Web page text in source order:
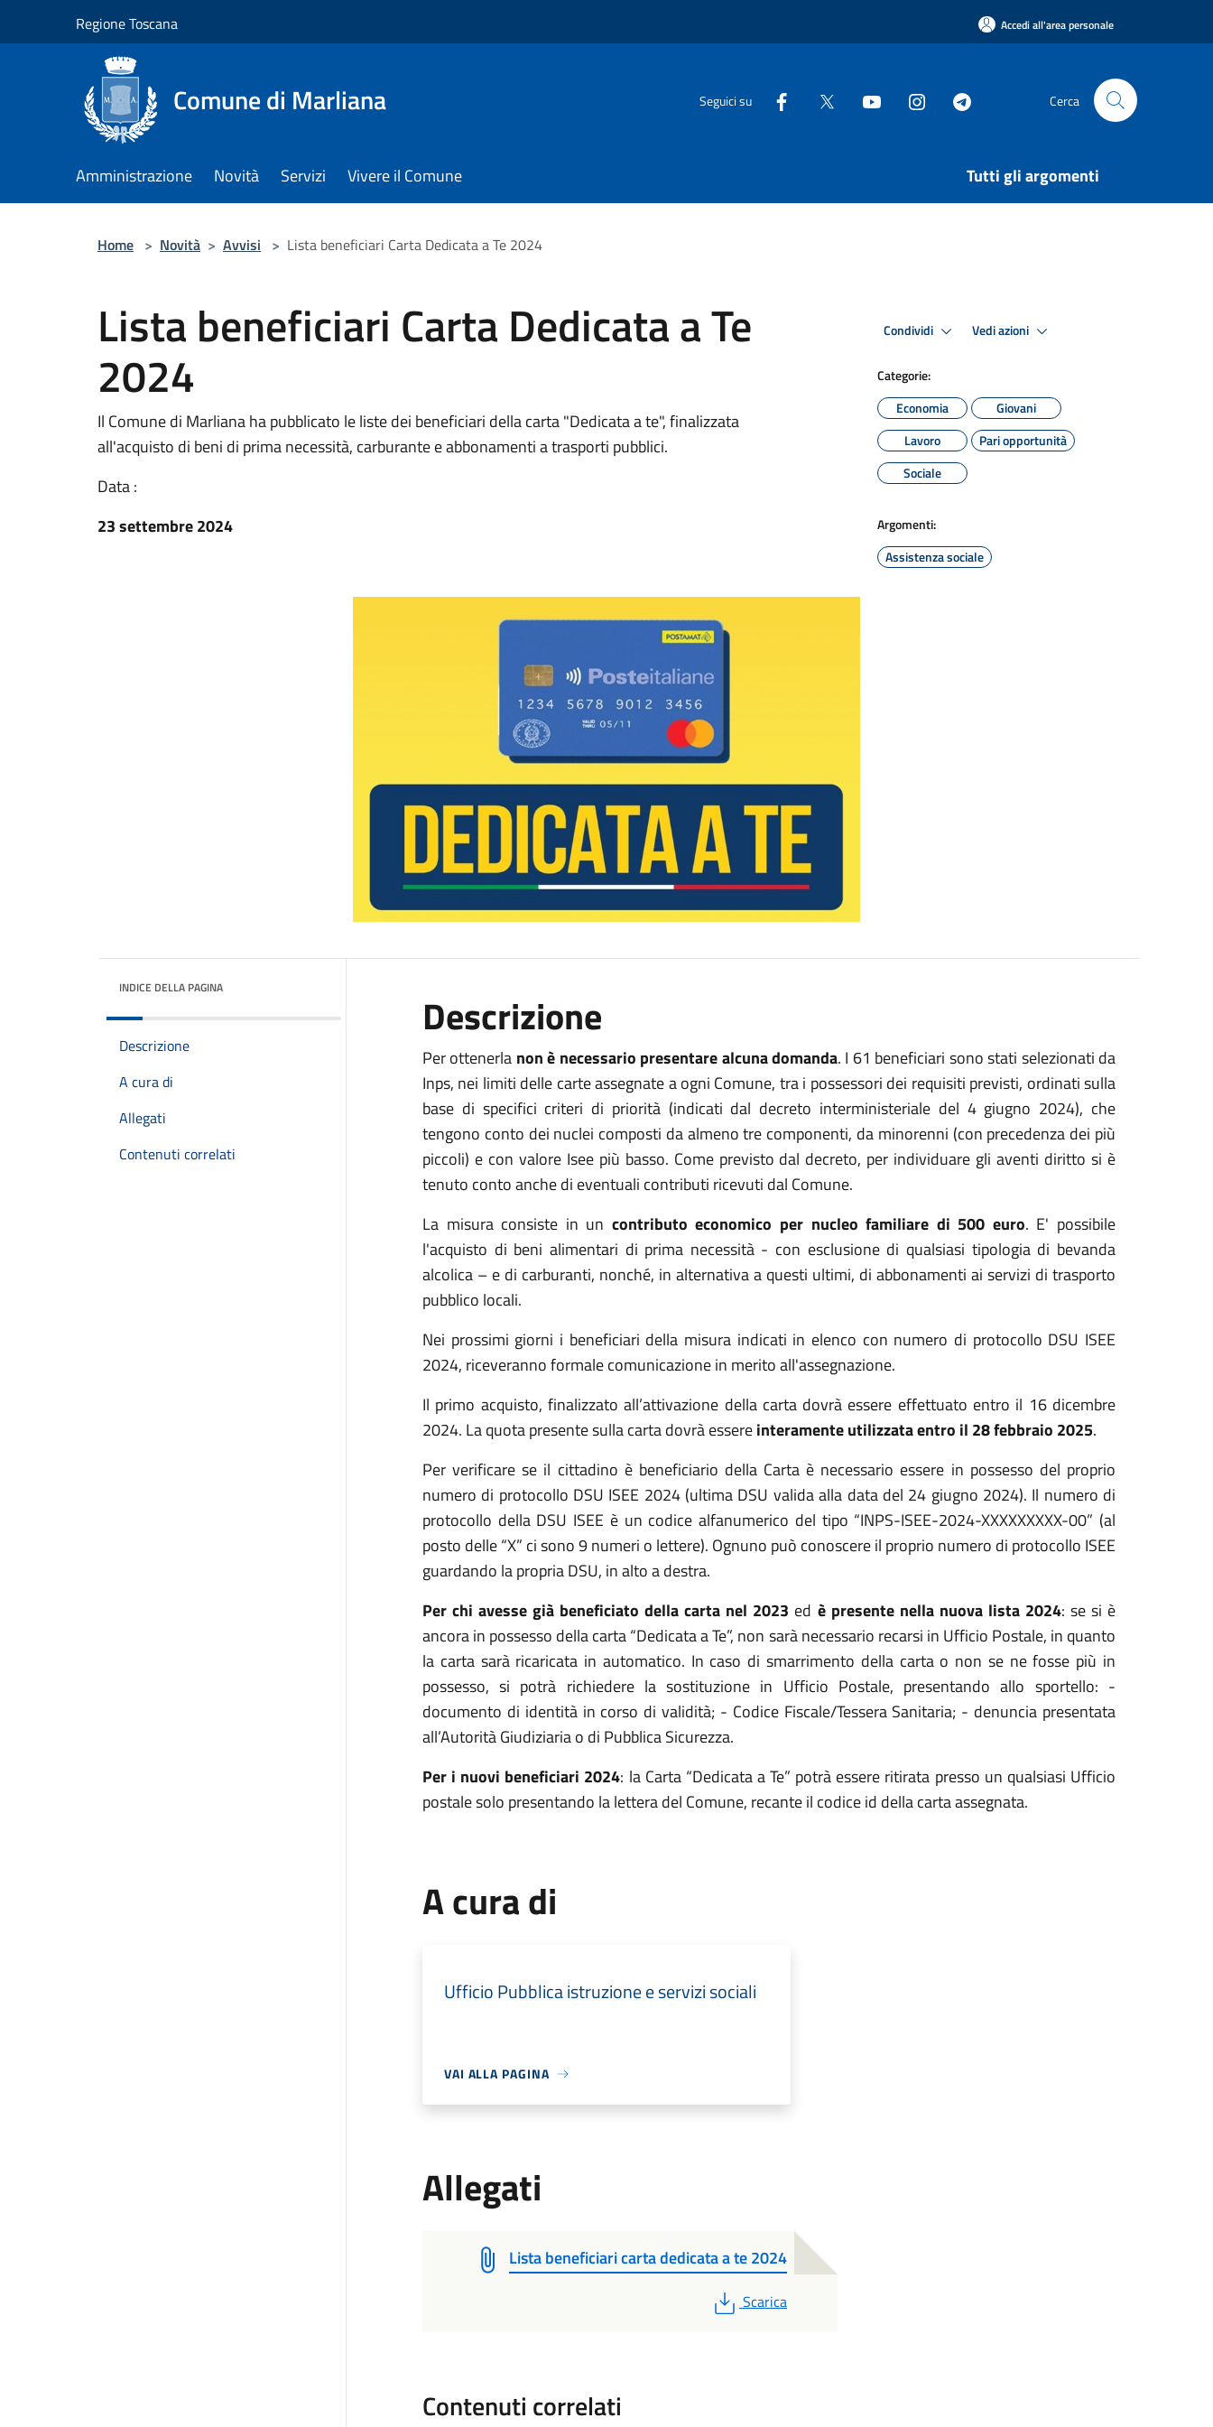
Regione Toscana Accedi all'area personale
Comune di Marliana Seguici su Cerca
Amministrazione Novità Servizi Vivere il Comune Tutti gli argomenti
Home > Novità > Avvisi > Lista beneficiari Carta Dedicata a Te 2024
Lista beneficiari Carta Dedicata a Te
2024
Il Comune di Marliana ha pubblicato le liste dei beneficiari della carta "Dedicata a te", finalizzata
all'acquisto di beni di prima necessità, carburante e abbonamenti a trasporti pubblici.
Data :
23 settembre 2024
Condividi Vedi azioni
Categorie:
Economia
Giovani
Lavoro
Pari opportunità
Sociale
Argomenti:
Assistenza sociale
INDICE DELLA PAGINA
Descrizione
A cura di
Allegati
Contenuti correlati
Descrizione
Per ottenerla non è necessario presentare alcuna domanda. I 61 beneficiari sono stati selezionati da
Inps, nei limiti delle carte assegnate a ogni Comune, tra i possessori dei requisiti previsti, ordinati sulla
base di specifici criteri di priorità (indicati dal decreto interministeriale del 4 giugno 2024), che
tengono conto dei nuclei composti da almeno tre componenti, da minorenni (con precedenza dei più
piccoli) e con valore Isee più basso. Come previsto dal decreto, per individuare gli aventi diritto si è
tenuto conto anche di eventuali contributi ricevuti dal Comune.
La misura consiste in un contributo economico per nucleo familiare di 500 euro. E' possibile
l'acquisto di beni alimentari di prima necessità - con esclusione di qualsiasi tipologia di bevanda
alcolica – e di carburanti, nonché, in alternativa a questi ultimi, di abbonamenti ai servizi di trasporto
pubblico locali.
Nei prossimi giorni i beneficiari della misura indicati in elenco con numero di protocollo DSU ISEE
2024, riceveranno formale comunicazione in merito all'assegnazione.
Il primo acquisto, finalizzato all’attivazione della carta dovrà essere effettuato entro il 16 dicembre
2024. La quota presente sulla carta dovrà essereinteramente utilizzata entro il 28 febbraio 2025.
Per verificare se il cittadino è beneficiario della Carta è necessario essere in possesso del proprio
numero di protocollo DSU ISEE 2024 (ultima DSU valida alla data del 24 giugno 2024). Il numero di
protocollo della DSU ISEE è un codice alfanumerico del tipo “INPS-ISEE-2024-XXXXXXXXX-00” (al
posto delle “X” ci sono 9 numeri o lettere). Ognuno può conoscere il proprio numero di protocollo ISEE
guardando la propria DSU, in alto a destra.
Per chi avesse già beneficiato della carta nel 2023 ed è presente nella nuova lista 2024: se si è
ancora in possesso della carta “Dedicata a Te”, non sarà necessario recarsi in Ufficio Postale, in quanto
la carta sarà ricaricata in automatico. In caso di smarrimento della carta o non se ne fosse più in
possesso, si potrà richiedere la sostituzione in Ufficio Postale, presentando allo sportello: -
documento di identità in corso di validità; - Codice Fiscale/Tessera Sanitaria; - denuncia presentata
all’Autorità Giudiziaria o di Pubblica Sicurezza.
Per i nuovi beneficiari 2024: la Carta “Dedicata a Te” potrà essere ritirata presso un qualsiasi Ufficio
postale solo presentando la lettera del Comune, recante il codice id della carta assegnata.
A cura di
Ufficio Pubblica istruzione e servizi sociali
VAI ALLA PAGINA
Allegati
Lista beneficiari carta dedicata a te 2024
PDF
Scarica
Contenuti correlati